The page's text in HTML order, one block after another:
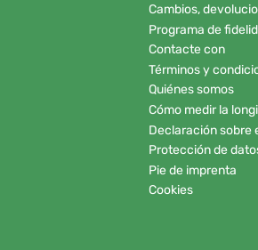
Cambios,
Programa de
Contacte con
Términos y
Quiénes somos
Cómo medir la
Declaración sobre
Protección de
Pie de imprenta
Cookies